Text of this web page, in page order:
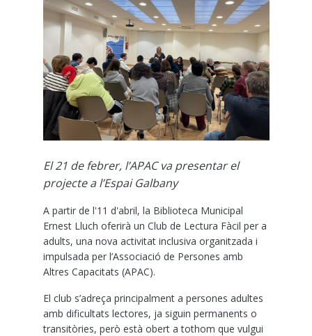
El 21 de febrer, l’APAC va presentar el
projecte a l’Espai Galbany
A partir de l'11 d'abril, la Biblioteca Municipal
Ernest Lluch oferirà un Club de Lectura Fàcil per a
adults, una nova activitat inclusiva organitzada i
impulsada per l’Associació de Persones amb
Altres Capacitats (APAC).
El club s’adreça principalment a persones adultes
amb dificultats lectores, ja siguin permanents o
transitòries, però està obert a tothom que vulgui